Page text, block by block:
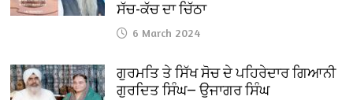
ਸੱਚ-ਕੱਚ ਦਾ ਚਿੱਠਾ
6 March 2024
ਗੁਰਮਤਿ ਤੇ ਸਿੱਖ ਸੋਚ ਦੇ ਪਹਿਰੇਦਾਰ ਗਿਆਨੀ
ਗੁਰਦਿਤ ਸਿੰਘ— ਉਜਾਗਰ ਸਿੰਘ